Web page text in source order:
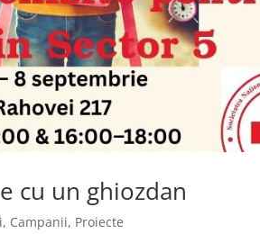
cu un ghiozdan
, Campanii, Proiecte